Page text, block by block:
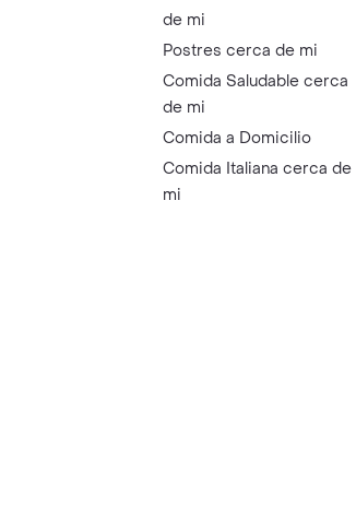
de mi
Postres cerca de mi
Comida Saludable cerca
de mi
Comida a Domicilio
Comida Italiana cerca de
mi